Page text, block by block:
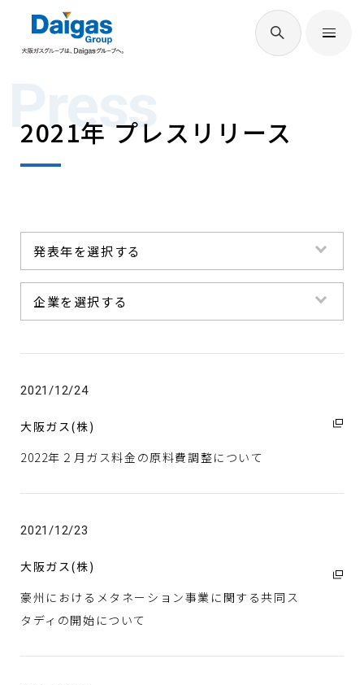
EN / JP
技術開発
IR情報
採用情報
2021年 プレスリリース
Press
発表年を選択する
すべて
2026年
2023年
2022年
2019年
企業を選択する
(株)CDエナジーダイレクト
グローバルベイス(株)
(株)KRI
京都リサーチパーク(株)
大阪ガスケミカル(株)
大阪ガスネットワーク(株)
大阪ガスマーケティング(株)
大阪ガス都市開発(株)
2021/12/24
大阪ガス(株)
2022年２月ガス料金の原料費調整について
2021/12/23
大阪ガス(株)
豪州におけるメタネーション事業に関する共同ス
タディの開始について